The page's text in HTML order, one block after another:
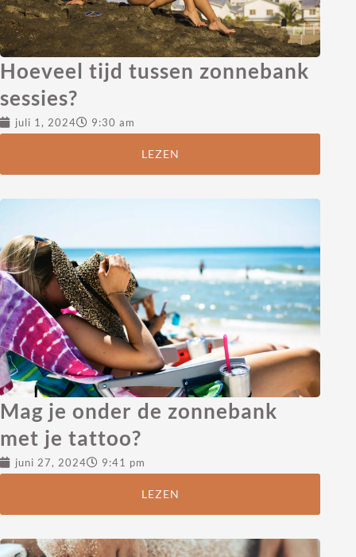
Hoeveel tijd tussen zonnebank
sessies?
juli 1, 2024 9:30 am
LEZEN
Mag je onder de zonnebank
met je tattoo?
juni 27, 2024 9:41 pm
LEZEN